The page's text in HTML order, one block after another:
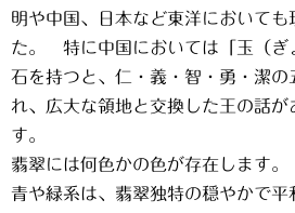
明や中国、日本など東洋においても
た。 特に中国においては「玉（ぎ
石を持つと、仁・義・智・勇・潔の
れ、広大な領地と交換した王の話
す。
翡翠には何色かの色が存在します。
青や緑系は、翡翠独特の穏やかで平